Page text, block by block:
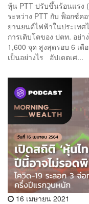
หุ้น PTT ปรับขึ้นร้อนแรง
ระหว่าง PTT กับ ฟ็อกซ์ค
ยานยนต์ไฟฟ้าในประเทศ
การเติบโตของ ปตท. อย่
1,600 จุด สูงสุดรอบ 6 เ
เป็นอย่างไร อัปเดตเศ...
16 เมษายน 2021